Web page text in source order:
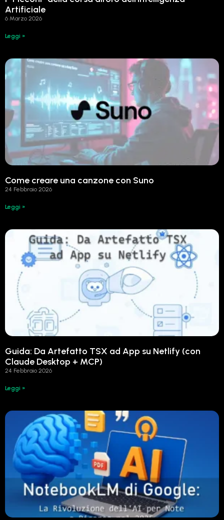
Artificiale
6 Marzo 2026
Leggi »
Come creare una canzone con Suno
24 Febbraio 2026
Leggi »
Guida: Da Artefatto TSX ad App su Netlify (con
Claude Desktop + MCP)
24 Febbraio 2026
Leggi »